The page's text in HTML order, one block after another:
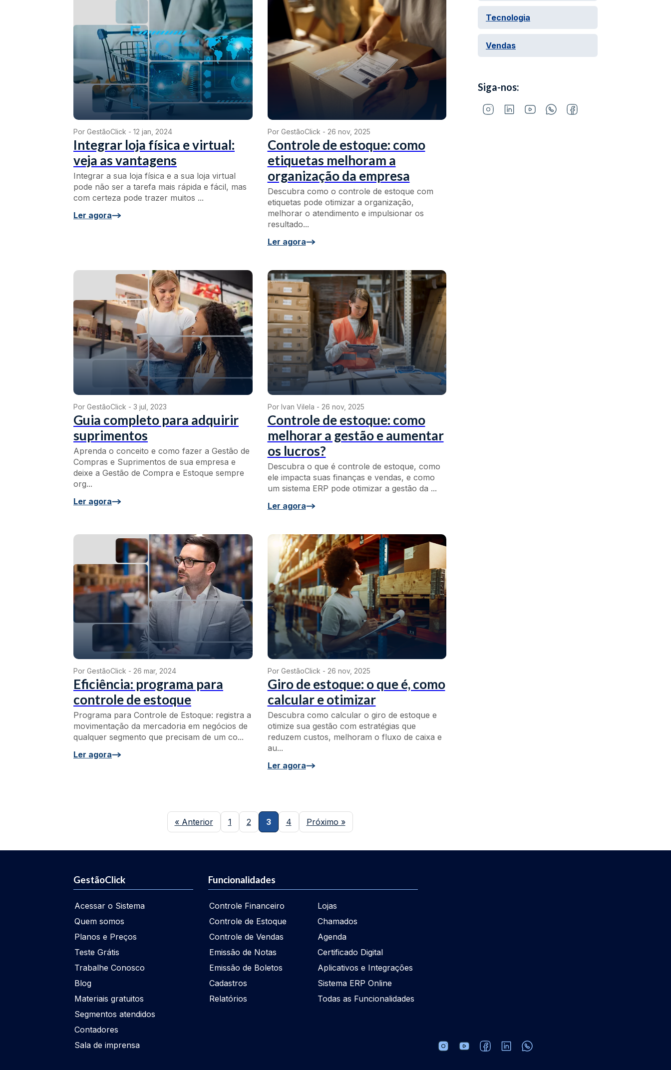
Por GestãoClick - 12 jan, 2024
Integrar loja física e virtual:
veja as vantagens
Integrar a sua loja física e a sua loja virtual
pode não ser a tarefa mais rápida e fácil, mas
com certeza pode trazer muitos ...
Ler agora
Por GestãoClick - 26 nov, 2025
Controle de estoque: como
etiquetas melhoram a
organização da empresa
Descubra como o controle de estoque com
etiquetas pode otimizar a organização,
melhorar o atendimento e impulsionar os
resultado...
Ler agora
Por GestãoClick - 3 jul, 2023
Guia completo para adquirir
suprimentos
Aprenda o conceito e como fazer a Gestão de
Compras e Suprimentos de sua empresa e
deixe a Gestão de Compra e Estoque sempre
org...
Ler agora
Por Ivan Vilela - 26 nov, 2025
Controle de estoque: como
melhorar a gestão e aumentar
os lucros?
Descubra o que é controle de estoque, como
ele impacta suas finanças e vendas, e como
um sistema ERP pode otimizar a gestão da ...
Ler agora
Por GestãoClick - 26 mar, 2024
Eficiência: programa para
controle de estoque
Programa para Controle de Estoque: registra a
movimentação da mercadoria em negócios de
qualquer segmento que precisam de um co...
Ler agora
Por GestãoClick - 26 nov, 2025
Giro de estoque: o que é, como
calcular e otimizar
Descubra como calcular o giro de estoque e
otimize sua gestão com estratégias que
reduzem custos, melhoram o fluxo de caixa e
au...
Ler agora
« Anterior 1 2 3 4 Próximo »
Tecnologia
Vendas
Siga-nos:
GestãoClick
Acessar o Sistema
Quem somos
Planos e Preços
Teste Grátis
Trabalhe Conosco
Blog
Materiais gratuitos
Segmentos atendidos
Contadores
Sala de imprensa
Funcionalidades
Controle Financeiro
Controle de Estoque
Controle de Vendas
Emissão de Notas
Emissão de Boletos
Cadastros
Relatórios
Lojas
Chamados
Agenda
Certificado Digital
Aplicativos e Integrações
Sistema ERP Online
Todas as Funcionalidades